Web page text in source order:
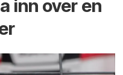
inn over en